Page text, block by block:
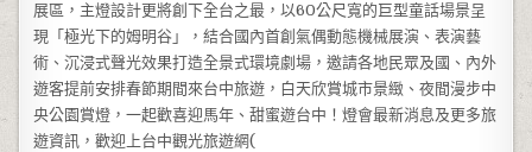
展區，主燈設計更將創下全台之最，以60公尺寬的巨型童話場景呈
現「極光下的姆明谷」，結合國內首創氣偶動態機械展演、表演藝
術、沉浸式聲光效果打造全景式環境劇場，邀請各地民眾及國、內外
遊客提前安排春節期間來台中旅遊，白天欣賞城市景緻、夜間漫步中
央公園賞燈，一起歡喜迎馬年、甜蜜遊台中！燈會最新消息及更多旅
遊資訊，歡迎上台中觀光旅遊網(